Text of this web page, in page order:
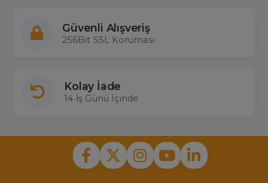
Güvenli Alışveriş
256Bit SSL Koruması
Kolay İade
14 İş Günü İçinde